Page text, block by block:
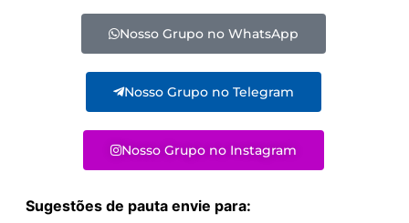
Nosso Grupo no WhatsApp
Nosso Grupo no Telegram
Nosso Grupo no Instagram
Sugestões de pauta envie para: